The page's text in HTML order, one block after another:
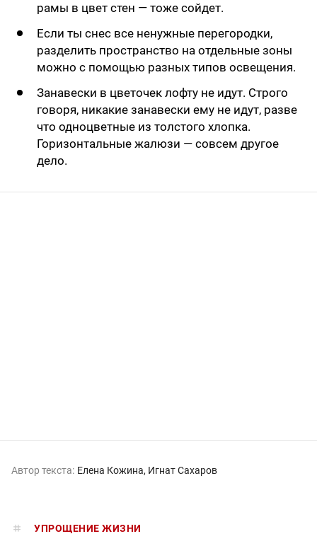
рамы в цвет стен — тоже сойдет.
Если ты снес все ненужные перегородки,
разделить пространство на отдельные зоны
можно с помощью разных типов освещения.
Занавески в цветочек лоф­ту не идут. Строго
говоря, никакие занавески ему не идут, разве
что одноцветные из толстого хлопка.
Горизонтальные жалюзи — совсем другое
дело.
Автор текста: Елена Кожина Игнат Сахаров
УПРОЩЕНИЕ ЖИЗНИ